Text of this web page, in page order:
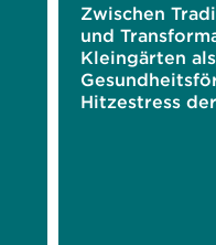
Zwischen
und
Kleingärten
Hitzestress